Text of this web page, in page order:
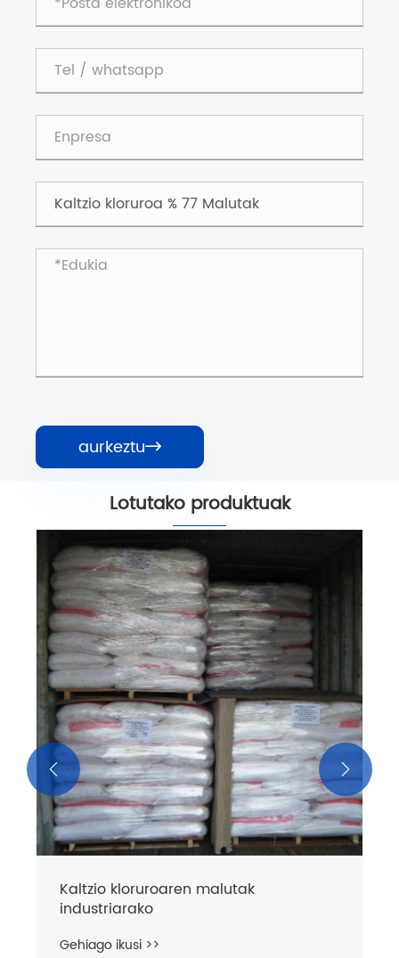
aurkeztu
Lotutako produktuak
Garbitasun handiko kaltzio kloruroaren
malutak
Gehiago ikusi >>
 